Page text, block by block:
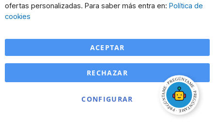
ofertas personalizadas. Para saber más entra en: Política de
cookies
ACEPTAR
CONFIGURAR
RECHAZAR